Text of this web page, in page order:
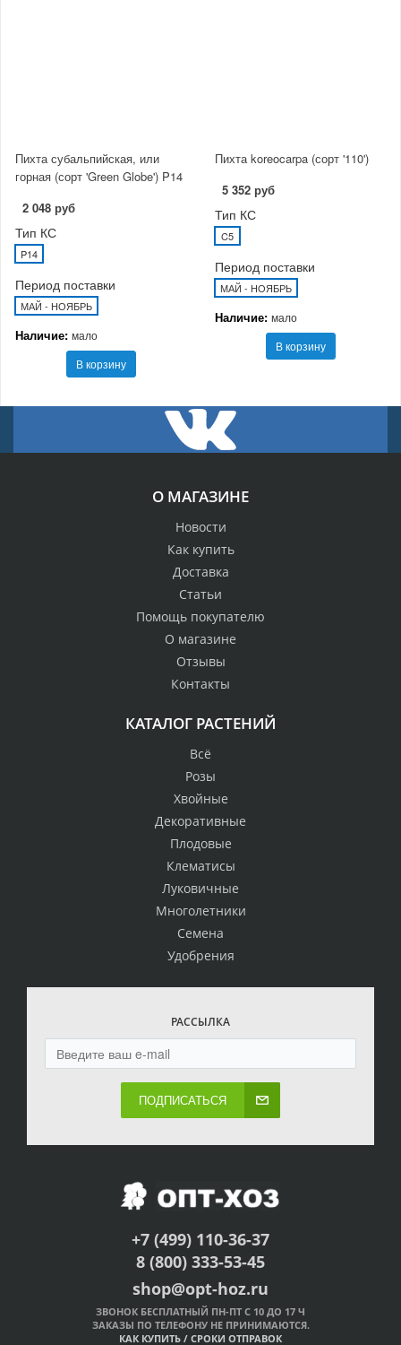
Пихта субальпийская, или
горная (сорт 'Green Globe') P14
2 048 руб
Тип КС
P14
Период поставки
МАЙ - НОЯБРЬ
Наличие: мало
В корзину
Пихта koreocarpa (сорт '110')
5 352 руб
Тип КС
C5
Период поставки
МАЙ - НОЯБРЬ
Наличие: мало
В корзину
О МАГАЗИНЕ
Новости
Как купить
Доставка
Статьи
Помощь покупателю
О магазине
Отзывы
Контакты
КАТАЛОГ РАСТЕНИЙ
Всё
Розы
Хвойные
Декоративные
Плодовые
Клематисы
Луковичные
Многолетники
Семена
Удобрения
РАССЫЛКА
ПОДПИСАТЬСЯ
+7 (499) 110-36-37
8 (800) 333-53-45
shop@opt-hoz.ru
ЗВОНОК БЕСПЛАТНЫЙ ПН-ПТ С 10 ДО 17 Ч
ЗАКАЗЫ ПО ТЕЛЕФОНУ НЕ ПРИНИМАЮТСЯ.
КАК КУПИТЬ / СРОКИ ОТПРАВОК